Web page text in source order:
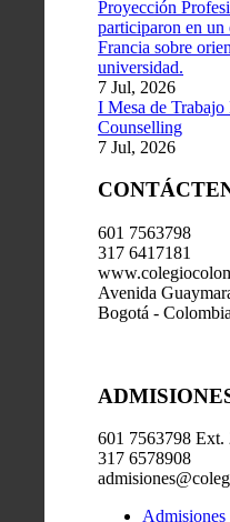
Proyección
participaron en un
Francia sobre
universidad.
7 Jul, 2026
I Mesa de
Counselling
7 Jul, 2026
601 7563798
317 6417181
Avenida
Bogotá - Colombia
601 7563798 Ext.
317 6578908
Admisiones